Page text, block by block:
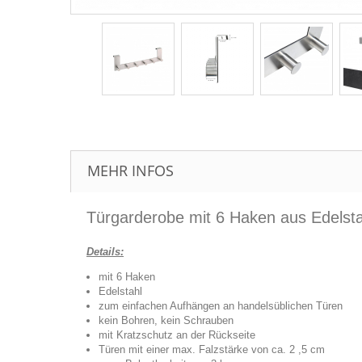
MEHR INFOS
Türgarderobe mit 6 Haken aus
Details:
mit 6 Haken
Edelstahl
zum einfachen Aufhängen an handelsüblichen Türen
kein Bohren, kein Schrauben
mit Kratzschutz an der Rückseite
Türen mit einer max. Falzstärke von ca. 2 ,5 cm